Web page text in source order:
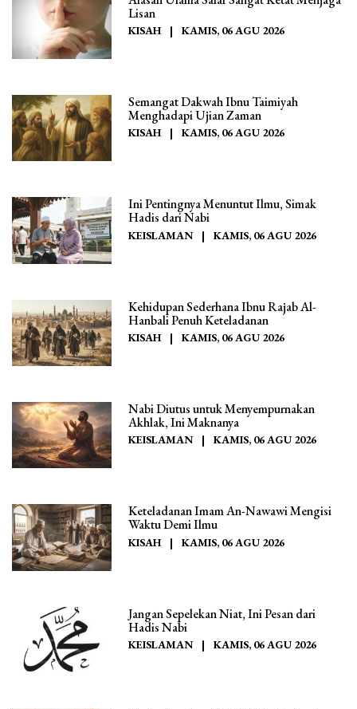
Lisan
KISAH | KAMIS, 06 AGU 2026
Semangat Dakwah Ibnu Taimiyah
Menghadapi Ujian Zaman
KISAH | KAMIS, 06 AGU 2026
Ini Pentingnya Menuntut Ilmu, Simak
Hadis dari Nabi
KEISLAMAN | KAMIS, 06 AGU 2026
Kehidupan Sederhana Ibnu Rajab Al-
Hanbali Penuh Keteladanan
KISAH | KAMIS, 06 AGU 2026
Nabi Diutus untuk Menyempurnakan
Akhlak, Ini Maknanya
KEISLAMAN | KAMIS, 06 AGU 2026
Keteladanan Imam An-Nawawi Mengisi
Waktu Demi Ilmu
KISAH | KAMIS, 06 AGU 2026
Jangan Sepelekan Niat, Ini Pesan dari
Hadis Nabi
KEISLAMAN | KAMIS, 06 AGU 2026